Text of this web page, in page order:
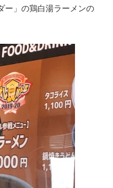
ー」の鶏白湯ラーメンの